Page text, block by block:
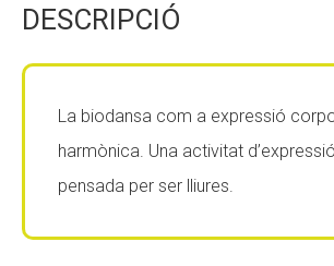
DESCRIPCIÓ
La biodansa com a expressió
harmònica. Una activitat
pensada per ser lliures.
CONEIX FUNDESPLAI
Els comptes clars
CONEIX FUNDESPLAI
Els comptes clars